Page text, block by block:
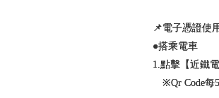
📌電子憑證使
●搭乘電車
1.點擊【近鐵
※Qr Code每5